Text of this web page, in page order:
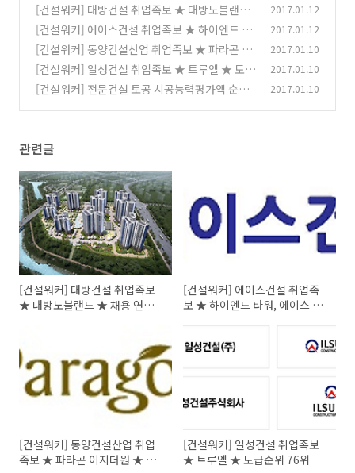
[건설워커] 대방건설 취업족보 ★ 대방노블랜드
★ 채용 연봉 면접정보
(0)
2017.01.12
[건설워커] 에이스건설 취업족보 ★ 하이엔드 타
워, 에이스 카운티 (0)
2017.01.12
[건설워커] 동양건설산업 취업족보 ★ 파라곤 이
지더원 ★ 건설명가 재건박차
(0)
2017.01.10
[건설워커] 일성건설 취업족보 ★ 트루엘 ★ 도급
순위 76위
(0)
2017.01.10
[건설워커] 전문건설 토공 시공능력평가액 순위
2017.01.10
관련글
[건설워커] 대방건설 취업족보
★ 대방노블랜드 ★ 채용 연봉
[건설워커] 에이스건설 취업족
보 ★ 하이엔드 타워, 에이스 카
[건설워커] 동양건설산업 취업
족보 ★ 파라곤 이지더원 ★ 건
[건설워커] 일성건설 취업족보
★ 트루엘 ★ 도급순위 76위